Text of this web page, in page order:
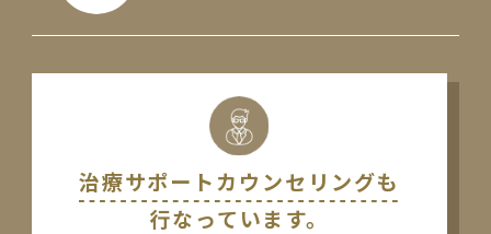
治療サポートカウンセリングも
行なっています。